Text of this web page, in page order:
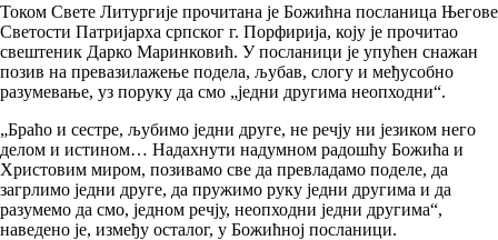
Током Свете Литургије прочитана је Божићна посланица Његове
Светости Патријарха српског г. Порфирија, коју је прочитао
свештеник Дарко Маринковић. У посланици је упућен снажан
позив на превазилажење подела, љубав, слогу и међусобно
разумевање, уз поруку да смо „једни другима неопходни“.
„Браћо и сестре, љубимо једни друге, не речју ни језиком него
делом и истином… Надaхнути надумном радошћу Божића и
Христовим миром, позивамо све да превладамо поделе, да
загрлимо једни друге, да пружимо руку једни другима и да
разумемо да смо, једном речју, неопходни једни другима“,
наведено је, између осталог, у Божићној посланици.